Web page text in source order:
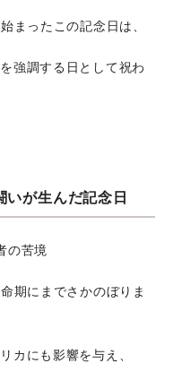
まったこの記念日は、
強調する日として祝わ
いが生んだ記念日
の苦境
期にまでさかのぼりま
カにも影響を与え、